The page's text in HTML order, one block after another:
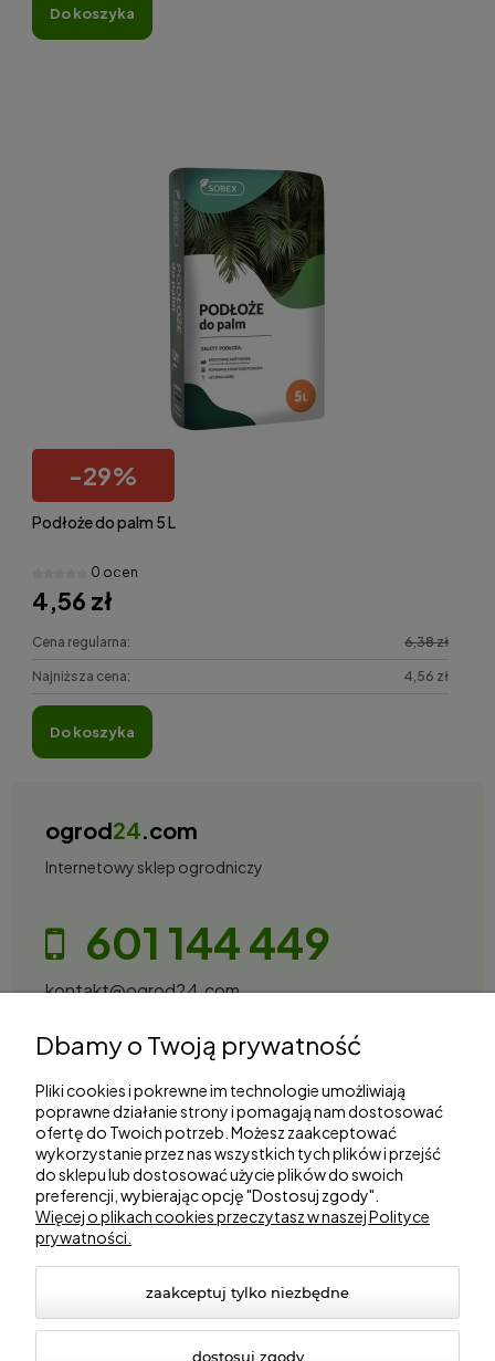
do koszyka
-29%
Podłoże do palm 5 L
0 ocen
4,56 zł
Cena regularna: 6,38 zł
Najniższa cena: 4,56 zł
do koszyka
ogrod24.com
Internetowy sklep ogrodniczy
601 144 449
kontakt@ogrod24.com
Gorzowska 27, 66-530 Trzebicz
Zakupy
Informacje
Marki
Dbamy o Twoją prywatność
Pliki cookies i pokrewne im technologie umożliwiają
poprawne działanie strony i pomagają nam dostosować
ofertę do Twoich potrzeb. Możesz zaakceptować
wykorzystanie przez nas wszystkich tych plików i przejść
do sklepu lub dostosować użycie plików do swoich
preferencji, wybierając opcję "Dostosuj zgody".
Więcej o plikach cookies przeczytasz w naszej Polityce
prywatności.
zaakceptuj tylko niezbędne
dostosuj zgody